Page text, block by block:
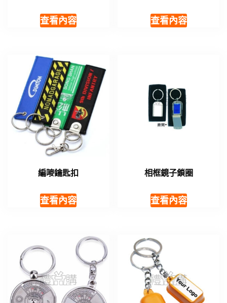
查看內容 查看內容
編嘜鑰匙扣
查看內容
相框鏡子鎖圈
查看內容